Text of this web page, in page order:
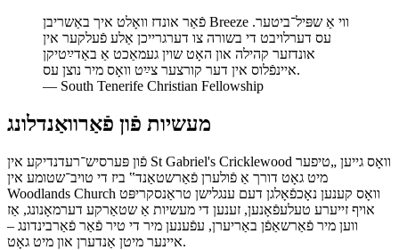
פֿאַר אונדז וואָלט איך באַשריבן Breeze ווי אַ שפּיל־ביטער.
עס דערלויבט די בשורה צו דערגרייכן אַלע פֿעלקער אין
אונדזער קהילה און האָט שוין געמאַכט אַ באַדײַטיקן
איינפֿלוס אין דער קורצער צײַט וואָס מיר נוצן עס.
— South Tenerife Christian Fellowship
מעשיות פֿון פֿאַרוואַנדלונג
פֿון פּערסיש־רעדנדיקע אין St Gabriel's Cricklewood וואָס גייען „טיפער
מיט גאָט דורך אַ פֿולערן פֿאַרשטאַנד‟ ביז די טויב־שטומע אין
Woodlands Church וואָס קענען נאָכפֿאָלגן דעם ענגלישן טראַנסקריפּט
אויף זייערע טעלעפֿאָנען, זענען די מעשיות אַ שטאַרקע דערמאָנונג, אַז
ווען מיר פֿאַרשאַפֿן באַריערן, עפֿענען מיר די טיר פֿאַר פֿאַרבינדונג –
איינער מיטן אַנדערן און מיט גאָט.